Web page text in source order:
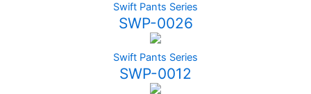
Swift Pants Series
SWP-0026
Swift Pants Series
SWP-0012